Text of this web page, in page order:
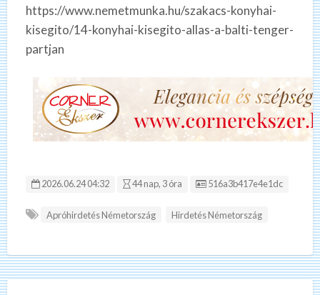
https://www.nemetmunka.hu/szakacs-konyhai-
kisegito/14-konyhai-kisegito-allas-a-balti-tenger-
partjan
2026.06.24 04:32 44 nap, 3 óra Hirdetés ID:
516a3b417e4e1dc
Apróhirdetés Németország Hirdetés Németország